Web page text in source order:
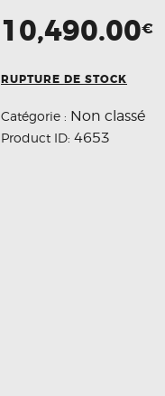
10,490.00€
RUPTURE DE STOCK
Catégorie : Non classé
Product ID: 4653